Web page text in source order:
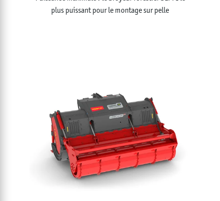
plus puissant pour le montage sur pelle